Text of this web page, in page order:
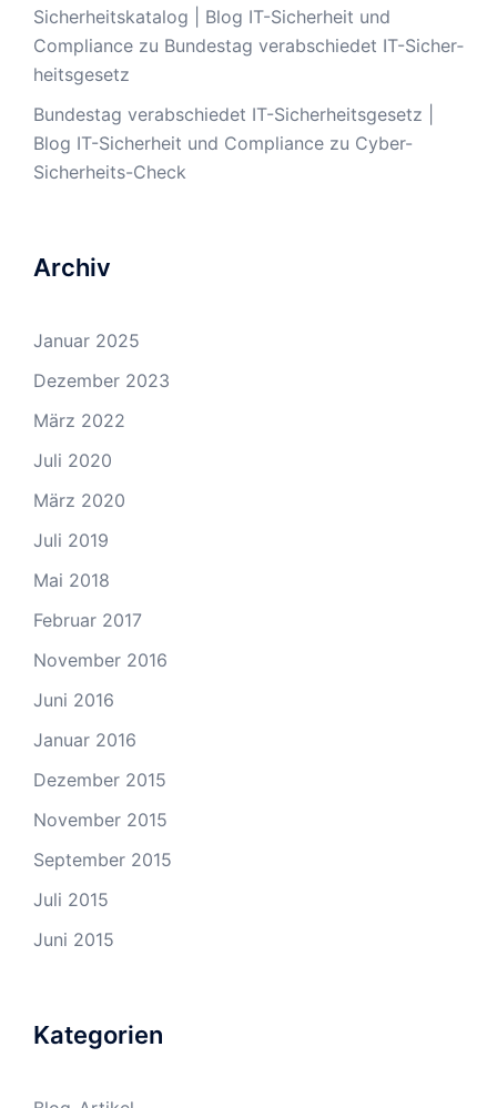
Sicherheitskatalog | Blog IT-Sicherheit und
Compliance zu Bun­des­tag ver­ab­schie­det IT-Si­cher­
heits­ge­setz
Bun­des­tag ver­ab­schie­det IT-Si­cher­heits­ge­setz |
Blog IT-Sicherheit und Compliance zu Cyber-
Sicherheits-Check
Archiv
Januar 2025
Dezember 2023
März 2022
Juli 2020
März 2020
Juli 2019
Mai 2018
Februar 2017
November 2016
Juni 2016
Januar 2016
Dezember 2015
November 2015
September 2015
Juli 2015
Juni 2015
Kategorien